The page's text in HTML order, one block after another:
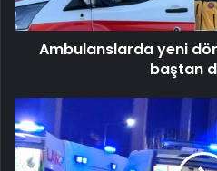
baştan
değişti
Ambulanslarda yeni
baştan
İzmir'de
Traktör
Devrildi:
1